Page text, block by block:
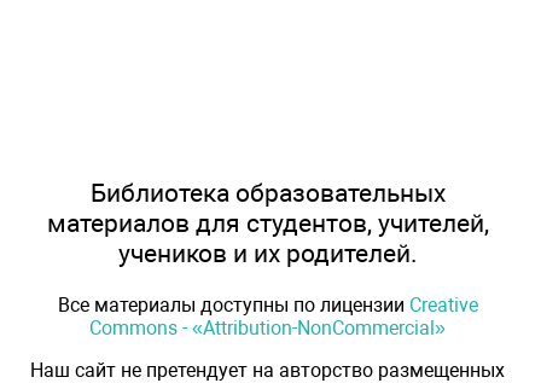
Библиотека образовательных
материалов для студентов, учителей,
учеников и их родителей.
Все материалы доступны по лицензии Creative
Commons - «Attribution-NonCommercial»
Наш сайт не претендует на авторство размещенных